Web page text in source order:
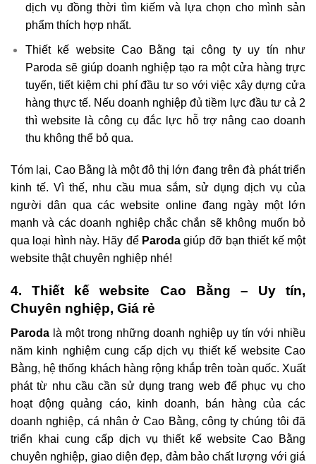
dịch vụ đồng thời tìm kiếm và lựa chọn cho mình sản
phẩm thích hợp nhất.
Thiết kế website Cao Bằng tại công ty uy tín như
Paroda sẽ giúp doanh nghiệp tạo ra một cửa hàng trực
tuyến, tiết kiệm chi phí đầu tư so với việc xây dựng cửa
hàng thực tế. Nếu doanh nghiệp đủ tiềm lực đầu tư cả 2
thì website là công cụ đắc lực hỗ trợ nâng cao doanh
thu không thể bỏ qua.
Tóm lại, Cao Bằng là một đô thị lớn đang trên đà phát triển
kinh tế. Vì thế, nhu cầu mua sắm, sử dụng dịch vụ của
người dân qua các website online đang ngày một lớn
mạnh và các doanh nghiệp chắc chắn sẽ không muốn bỏ
qua loại hình này. Hãy để Paroda giúp đỡ bạn thiết kế một
website thật chuyên nghiệp nhé!
4. Thiết kế website Cao Bằng – Uy tín,
Chuyên nghiệp, Giá rẻ
Paroda là một trong những doanh nghiệp uy tín với nhiều
năm kinh nghiệm cung cấp dịch vụ thiết kế website Cao
Bằng, hệ thống khách hàng rộng khắp trên toàn quốc. Xuất
phát từ nhu cầu cần sử dụng trang web để phục vụ cho
hoạt động quảng cáo, kinh doanh, bán hàng của các
doanh nghiệp, cá nhân ở Cao Bằng, công ty chúng tôi đã
triển khai cung cấp dịch vụ thiết kế website Cao Bằng
chuyên nghiệp, giao diện đẹp, đảm bảo chất lượng với giá